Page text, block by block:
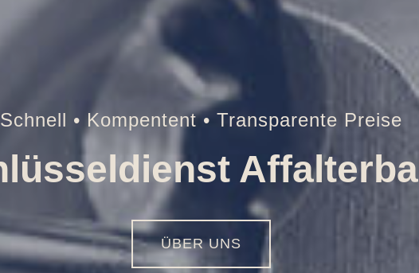
Tresor • Auto • Briefkasten • Brandschutztür
Öffnungen aller Art
01516 - 113 55 44